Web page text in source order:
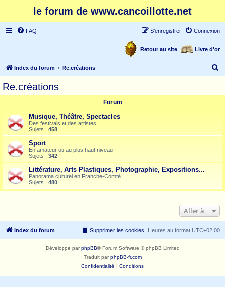
le forum de www.cancoillotte.net
FAQ Connexion
S’enregistrer
Livre d'or
Retour au site
Index du forum Re.créations
e
Re.créations
Forum
Musique, Théâtre, Spectacles
Des festivals et des artistes
Sujets : 458
Sport
En amateur ou au plus haut niveau
Sujets : 342
Littérature, Arts Plastiques, Photographie, Expositions...
Panorama culturel en Franche-Comté
Sujets : 480
Aller à
Index du forum Heures au format UTC+02:00
Supprimer les cookies
Développé parphpBB® Forum Software © phpBB Limited
Traduit parphpBB-fr.com
Confidentialité | Conditions